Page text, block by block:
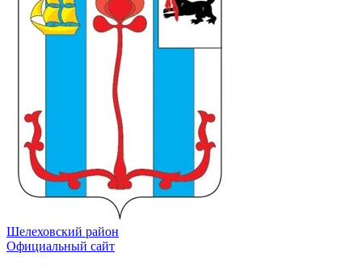
Шелеховский район
Официальный сайт